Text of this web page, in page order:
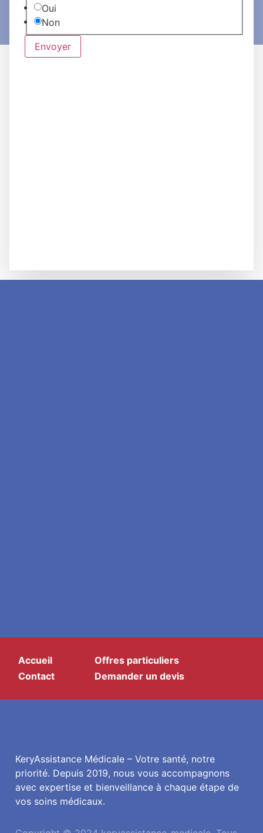
Oui
Non
Envoyer
Accueil
Offres particuliers
Contact
Demander un devis
KeryAssistance Médicale – Votre santé, notre
priorité. Depuis 2019, nous vous accompagnons
avec expertise et bienveillance à chaque étape de
vos soins médicaux.